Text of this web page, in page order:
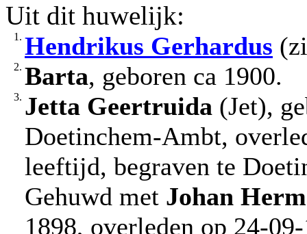
Uit dit huwelijk:
1. Hendrikus Gerhardus
2. Barta, geboren ca 1900.
3. Jetta Geertruida (Jet),
Doetinchem-Ambt,
leeftijd, begraven te
Gehuwd met Johan
1898, overleden op 24-